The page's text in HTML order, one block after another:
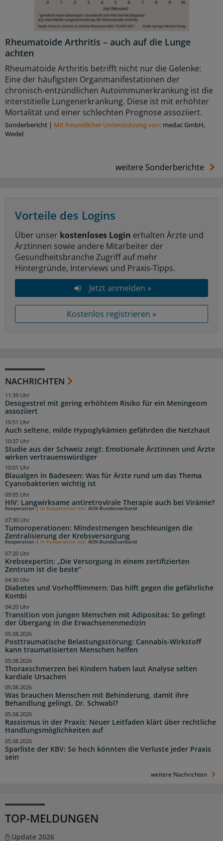
Rheumatoide Arthritis – auch auf die Lunge
achten
Rheumatoide Arthritis betrifft nicht nur die Gelenke:
Eine der häufigsten Organmanifestationen der
chronisch-entzündlichen Autoimmunerkrankung ist die
interstitielle Lungenerkrankung. Diese ist mit erhöhter
Mortalität und einer schlechten Prognose assoziiert.
Sonderbericht | Mit freundlicher Unterstützung von: medac GmbH,
Wedel
weitere Sonderberichte
Vorteile des Logins
Über unser kostenloses Login erhalten Ärzte und
Ärztinnen sowie andere Mitarbeiter der
Gesundheitsbranche Zugriff auf mehr
Hintergründe, Interviews und Praxis-Tipps.
Jetzt anmelden »
Kostenlos registrieren »
NACHRICHTEN
Desogestrel mit gering erhöhtem Risiko für ein Meningeom
assoziiert
11:39 Uhr
Auch seltene, milde Hypoglykämien gefährden die Netzhaut
10:51 Uhr
Studie aus der Schweiz zeigt: Emotionale Ärztinnen und Ärzte
wirken vertrauenswürdiger
10:37 Uhr
Blaualgen in Badeseen: Was für Ärzte rund um das Thema
Cyanobakterien wichtig ist
10:01 Uhr
HIV: Langwirksame antiretrovirale Therapie auch bei Virämie?
09:05 Uhr
Tumoroperationen: Mindestmengen beschleunigen die
Zentralisierung der Krebsversorgung
Kooperation| In Kooperation mit: AOK-Bundesverband
07:30 Uhr
Krebsexpertin: „Die Versorgung in einem zertifizierten
Zentrum ist die beste“
Kooperation | In Kooperation mit: AOK-Bundesverband
07:20 Uhr
Diabetes und Vorhofflimmern: Das hilft gegen die gefährliche
Kombi
04:30 Uhr
Transition von jungen Menschen mit Adipositas: So gelingt
der Übergang in die Erwachsenenmedizin
04:20 Uhr
Posttraumatische Belastungsstörung: Cannabis-Wirkstoff
kann traumatisierten Menschen helfen
05.08.2026
Thoraxschmerzen bei Kindern haben laut Analyse selten
kardiale Ursachen
05.08.2026
Was brauchen Menschen mit Behinderung, damit ihre
Behandlung gelingt, Dr. Schwabl?
05.08.2026
Rassismus in der Praxis: Neuer Leitfaden klärt über rechtliche
Handlungsmöglichkeiten auf
05.08.2026
Sparliste der KBV: So hoch könnten die Verluste jeder Praxis
sein
05.08.2026
weitere Nachrichten
TOP-MELDUNGEN
Update 2026